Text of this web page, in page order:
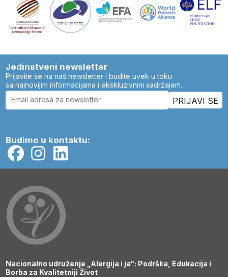
Jedinstveni newsletter
Prijavite se na naš newsletter i budite uvek u toku
sa najnovijim informacijama i ekskluzivnim sadržajem.
Budimo u kontaktu:
Nacionalno udruženje „Alergija i ja“: Podrška, Edukacija i
Borba za Kvalitetniji Život